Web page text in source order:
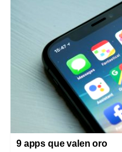
9 apps que valen oro